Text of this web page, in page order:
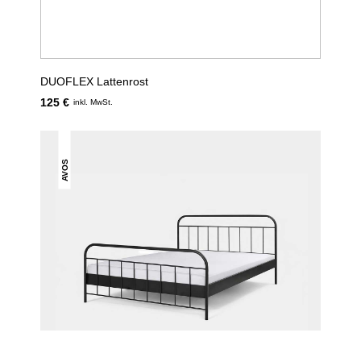
DUOFLEX Lattenrost
125 € inkl. MwSt.
AVOS